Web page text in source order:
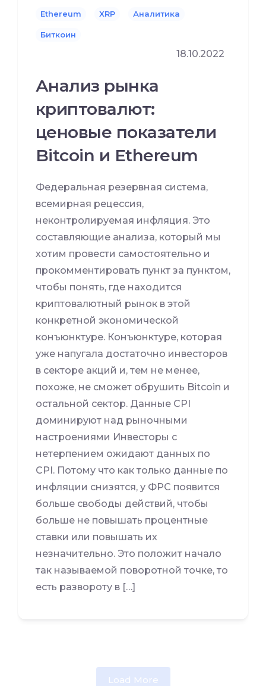
Ethereum XRP Аналитика
Биткоин
18.10.2022
Анализ рынка
криптовалют:
ценовые показатели
Bitcoin и Ethereum
Федеральная резервная система,
всемирная рецессия,
неконтролируемая инфляция. Это
составляющие анализа, который мы
хотим провести самостоятельно и
прокомментировать пункт за пунктом,
чтобы понять, где находится
криптовалютный рынок в этой
конкретной экономической
конъюнктуре. Конъюнктуре, которая
уже напугала достаточно инвесторов
в секторе акций и, тем не менее,
похоже, не сможет обрушить Bitcoin и
остальной сектор. Данные CPI
доминируют над рыночными
настроениями Инвесторы с
нетерпением ожидают данных по
CPI. Потому что как только данные по
инфляции снизятся, у ФРС появится
больше свободы действий, чтобы
больше не повышать процентные
ставки или повышать их
незначительно. Это положит начало
так называемой поворотной точке, то
есть развороту в […]
Load More